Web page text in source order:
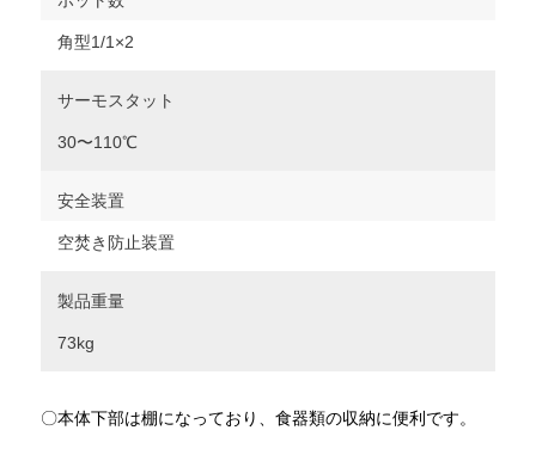
角型1/1×2
サーモスタット
30〜110℃
安全装置
空焚き防止装置
製品重量
73kg
〇本体下部は棚になっており、食器類の収納に便利です。